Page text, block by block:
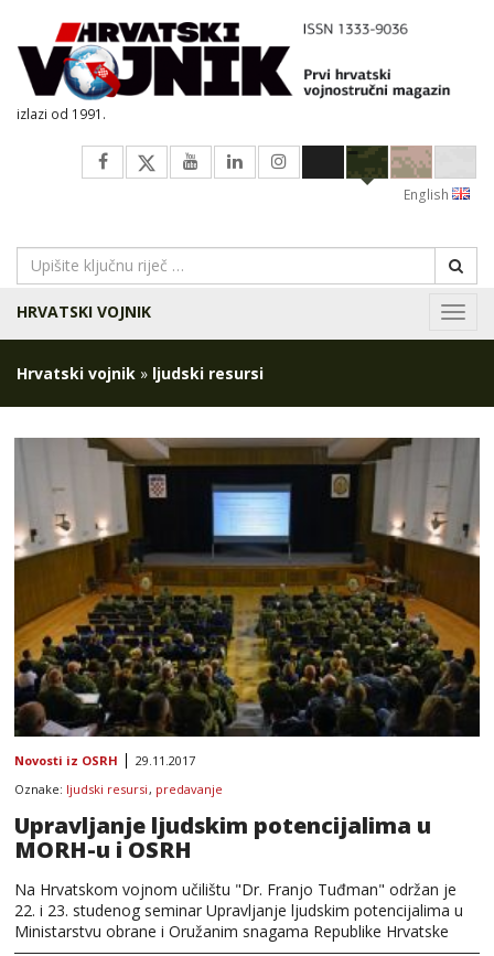
izlazi od 1991.
English
HRVATSKI VOJNIK
Hrvatski vojnik » ljudski resursi
Novosti iz OSRH
29.11.2017
Oznake: ljudski resursi, predavanje
Upravljanje ljudskim potencijalima u
MORH-u i OSRH
Na Hrvatskom vojnom učilištu "Dr. Franjo Tuđman" održan je
22. i 23. studenog seminar Upravljanje ljudskim potencijalima u
Ministarstvu obrane i Oružanim snagama Republike Hrvatske